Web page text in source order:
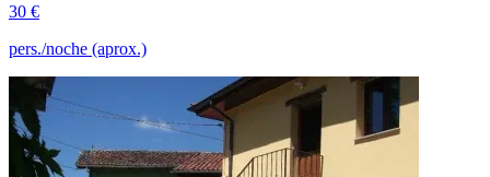
30 €
pers./noche (aprox.)